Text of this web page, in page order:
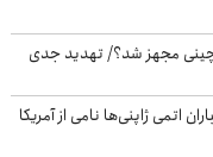
چینی مجهز شد؟/ تهدید جدی
اتمی ژاپنی‌ها نامی از آمریکا